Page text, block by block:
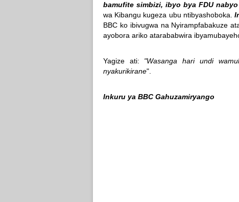
bamufite simbizi, ibyo bya FDU
wa Kibangu kugeza ubu ntibyashoboka.
BBC ko ibivugwa na Nyirampfabakuze
ayobora ariko atarababwira
Yagize ati: "Wasanga hari undi
nyakurikirane".
Inkuru ya BBC Gahuzamiryango